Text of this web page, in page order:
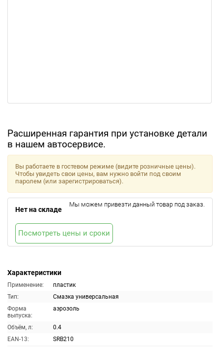
Расширенная гарантия при установке детали
в нашем автосервисе.
Характеристики
Применение:
пластик
Тип:
Смазка универсальная
Форма
выпуска:
аэрозоль
Объём, л:
0.4
EAN-13:
SRB210
Вы работаете в гостевом режиме (видите розничные цены).
Чтобы увидеть свои цены, вам нужно войти под своим
паролем (или зарегистрироваться).
Нет на складе
Мы можем привезти данный товар под заказ.
Посмотреть цены и сроки